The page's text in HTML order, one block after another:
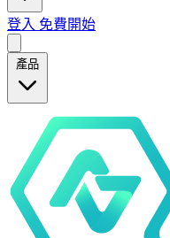
登入 免費開始
產品